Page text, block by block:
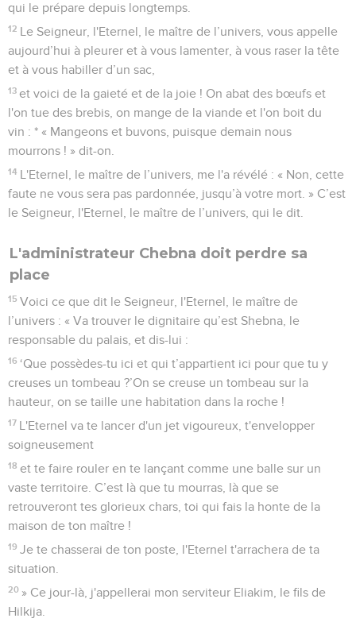
qui le prépare depuis longtemps.
12 Le Seigneur, l'Eternel, le maître de l’univers, vous appelle
aujourd’hui à pleurer et à vous lamenter, à vous raser la tête
et à vous habiller d’un sac,
13 et voici de la gaieté et de la joie ! On abat des bœufs et
l'on tue des brebis, on mange de la viande et l'on boit du
vin : * « Mangeons et buvons, puisque demain nous
mourrons ! » dit-on.
14 L'Eternel, le maître de l’univers, me l'a révélé : « Non, cette
faute ne vous sera pas pardonnée, jusqu’à votre mort. » C’est
le Seigneur, l'Eternel, le maître de l’univers, qui le dit.
L'administrateur Chebna doit perdre sa
place
15 Voici ce que dit le Seigneur, l'Eternel, le maître de
l’univers : « Va trouver le dignitaire qu’est Shebna, le
responsable du palais, et dis-lui :
16 ‘Que possèdes-tu ici et qui t’appartient ici pour que tu y
creuses un tombeau ?’On se creuse un tombeau sur la
hauteur, on se taille une habitation dans la roche !
17 L'Eternel va te lancer d'un jet vigoureux, t'envelopper
soigneusement
18 et te faire rouler en te lançant comme une balle sur un
vaste territoire. C’est là que tu mourras, là que se
retrouveront tes glorieux chars, toi qui fais la honte de la
maison de ton maître !
19 Je te chasserai de ton poste, l'Eternel t'arrachera de ta
situation.
20 » Ce jour-là, j'appellerai mon serviteur Eliakim, le fils de
Hilkija.